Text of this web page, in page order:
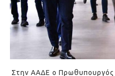
Στην ΑΑΔΕ ο Πρωθυπουργός